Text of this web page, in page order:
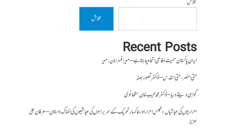
تلاش
Recent Posts
ایران پاکستان سمیت دفاعی اتحاد چاہتا ہے – میر افسر امان،میر
حتی النصر ، حتی القدس – ڈاکٹر تصور بھٹہ
گواہی دیتے دریا – ڈاکٹر محمد طیب خان سنگھانوی
احراریوں کی عیاشیاں : مجلس احرار اور خاکسار تحریک کے سربراہوں کی عیاشیوں کی المناک داستان – عرفان علی
عزیز